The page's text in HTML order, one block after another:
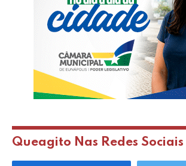
Queagito Nas Redes Sociais